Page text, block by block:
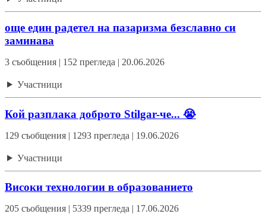
още един радетел на пазаризма безславно си
заминава
3 съобщения | 152 прегледа | 20.06.2026
Участници
Кой разплака доброто Stilgar-че... 😭
129 съобщения | 1293 прегледа | 19.06.2026
Участници
Високи технологии в образованието
205 съобщения | 5339 прегледа | 17.06.2026